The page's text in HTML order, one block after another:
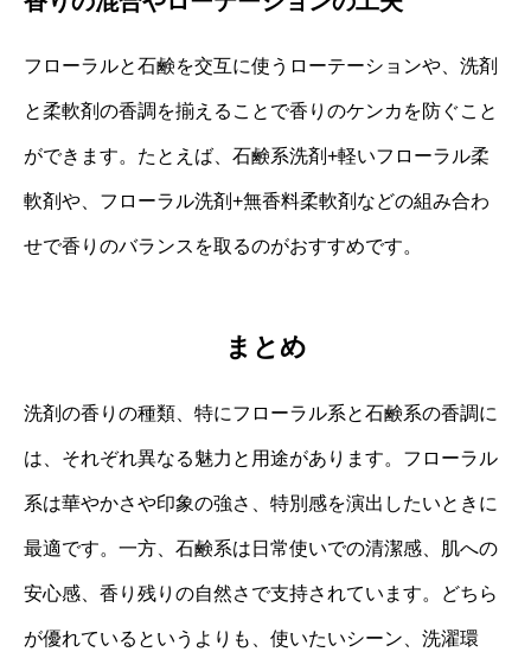
フローラルと石鹸を交互に使うローテーションや、洗剤
と柔軟剤の香調を揃えることで香りのケンカを防ぐこと
ができます。たとえば、石鹸系洗剤+軽いフローラル柔
軟剤や、フローラル洗剤+無香料柔軟剤などの組み合わ
せで香りのバランスを取るのがおすすめです。
まとめ
洗剤の香りの種類、特にフローラル系と石鹸系の香調に
は、それぞれ異なる魅力と用途があります。フローラル
系は華やかさや印象の強さ、特別感を演出したいときに
最適です。一方、石鹸系は日常使いでの清潔感、肌への
安心感、香り残りの自然さで支持されています。どちら
が優れているというよりも、使いたいシーン、洗濯環